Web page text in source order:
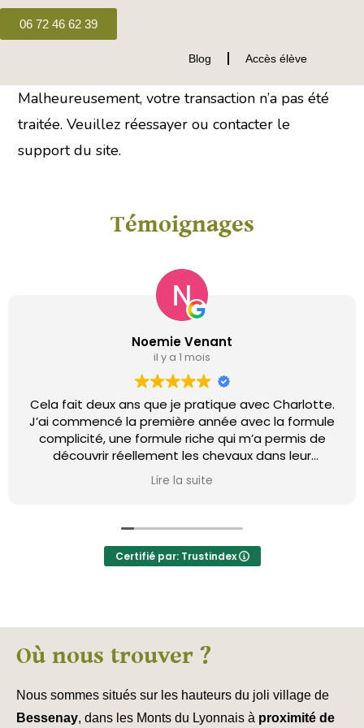
06 72 46 62 39
Blog Accès élève
Malheureusement, votre transaction n’a pas été
traitée. Veuillez réessayer ou contacter le
support du site.
Témoignages
Noemie Venant
il y a 1 mois
Cela fait deux ans que je pratique avec Charlotte.
J’ai commencé la première année avec la formule
complicité, une formule riche qui m’a permis de
découvrir réellement les chevaux dans leur
environnement, avec leur rythme de vie, leurs
émotions. Nous faisons du travail à pied et monté,
Je n’ai jamais vu une personne être aussi douce et
cette première année, j’ai donc continué en
goûts (gustatifs et olfactifs), trouver le lieu
d’hébergement le plus adapté pour chaque cheval,
avoir du matériel qui est adapté au cheval, des
Bien évidement, après ces deux années, je vais
continuer sur une 3ème 🤗
Lire la suite
Certifié par: Trustindex
Où nous trouver ?
Nous sommes situés sur les hauteurs du joli village de
Bessenay, dans les Monts du Lyonnais à proximité de